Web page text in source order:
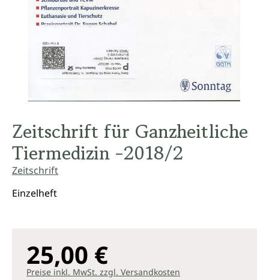
Zeitschrift für Ganzheitliche
Tiermedizin -2018/2
Zeitschrift
Einzelheft
25,00 €
Preise inkl. MwSt. zzgl. Versandkosten